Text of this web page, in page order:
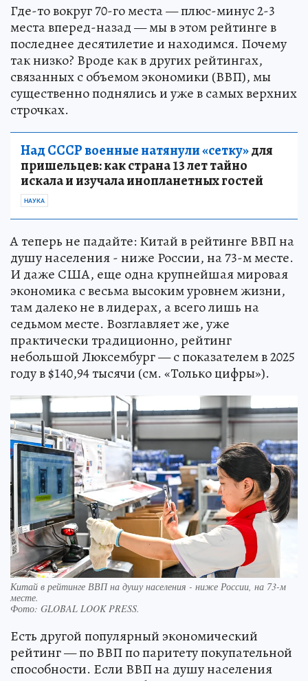
Где-то вокруг 70-го места — плюс-минус 2-3
места вперед-назад — мы в этом рейтинге в
последнее десятилетие и находимся. Почему
так низко? Вроде как в других рейтингах,
связанных с объемом экономики (ВВП), мы
существенно поднялись и уже в самых верхних
строчках.
Над СССР военные натянули «сетку»для
пришельцев: как страна 13 лет тайно
искала и изучала инопланетных гостей
НАУКА
А теперь не падайте: Китай в рейтинге ВВП на
душу населения - ниже России, на 73-м месте.
И даже США, еще одна крупнейшая мировая
экономика с весьма высоким уровнем жизни,
там далеко не в лидерах, а всего лишь на
седьмом месте. Возглавляет же, уже
практически традиционно, рейтинг
небольшой Люксембург — с показателем в 2025
году в $140,94 тысячи (см. «Только цифры»).
Китай в рейтинге ВВП на душу населения - ниже России, на 73-м
месте.
Фото: GLOBAL LOOK PRESS.
Есть другой популярный экономический
рейтинг — по ВВП по паритету покупательной
способности. Если ВВП на душу населения